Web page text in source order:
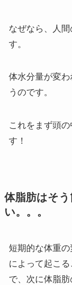
なぜなら、人
す。
体水分量が変
うのです。
これをまず頭
す！
体脂肪はそ
い。。。
短期的な体重
によって起こ
で、次に体脂